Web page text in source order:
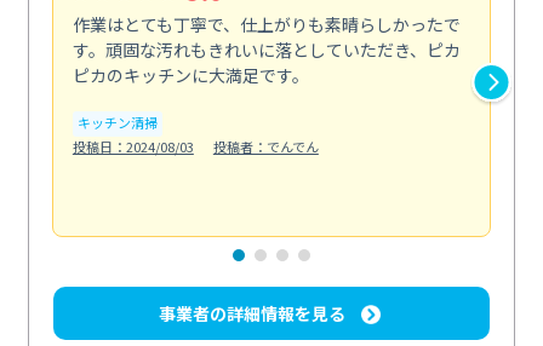
作業はとても丁寧で、仕上がりも素晴らしかったで
す。頑固な汚れもきれいに落としていただき、ピカ
ピカのキッチンに大満足です。
キッチン清掃
投稿日：2024/08/03
投稿者：でんでん
事業者の詳細情報を見る